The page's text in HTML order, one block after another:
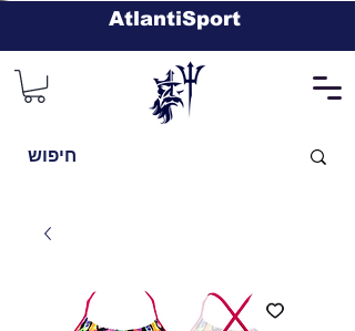
AtlantiSport